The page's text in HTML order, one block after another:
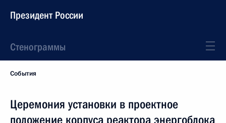
Президент России
Стенограммы
События
Церемония установки в проектное
положение корпуса реактора энергоблока